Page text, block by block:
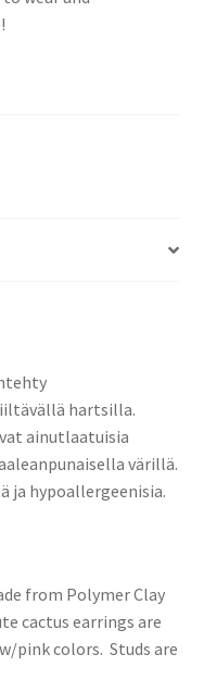
hartsilla.
ainutlaatuisia
värillä.
ja hypoallergeenisia.
from Polymer Clay
cactus earrings are
pink colors. Studs are